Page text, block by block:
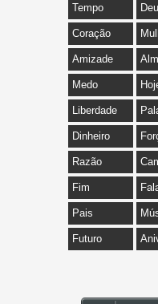
Tempo
Coração
Amizade
Medo
Liberdade
Dinheiro
Razão
Fim
Pais
Futuro